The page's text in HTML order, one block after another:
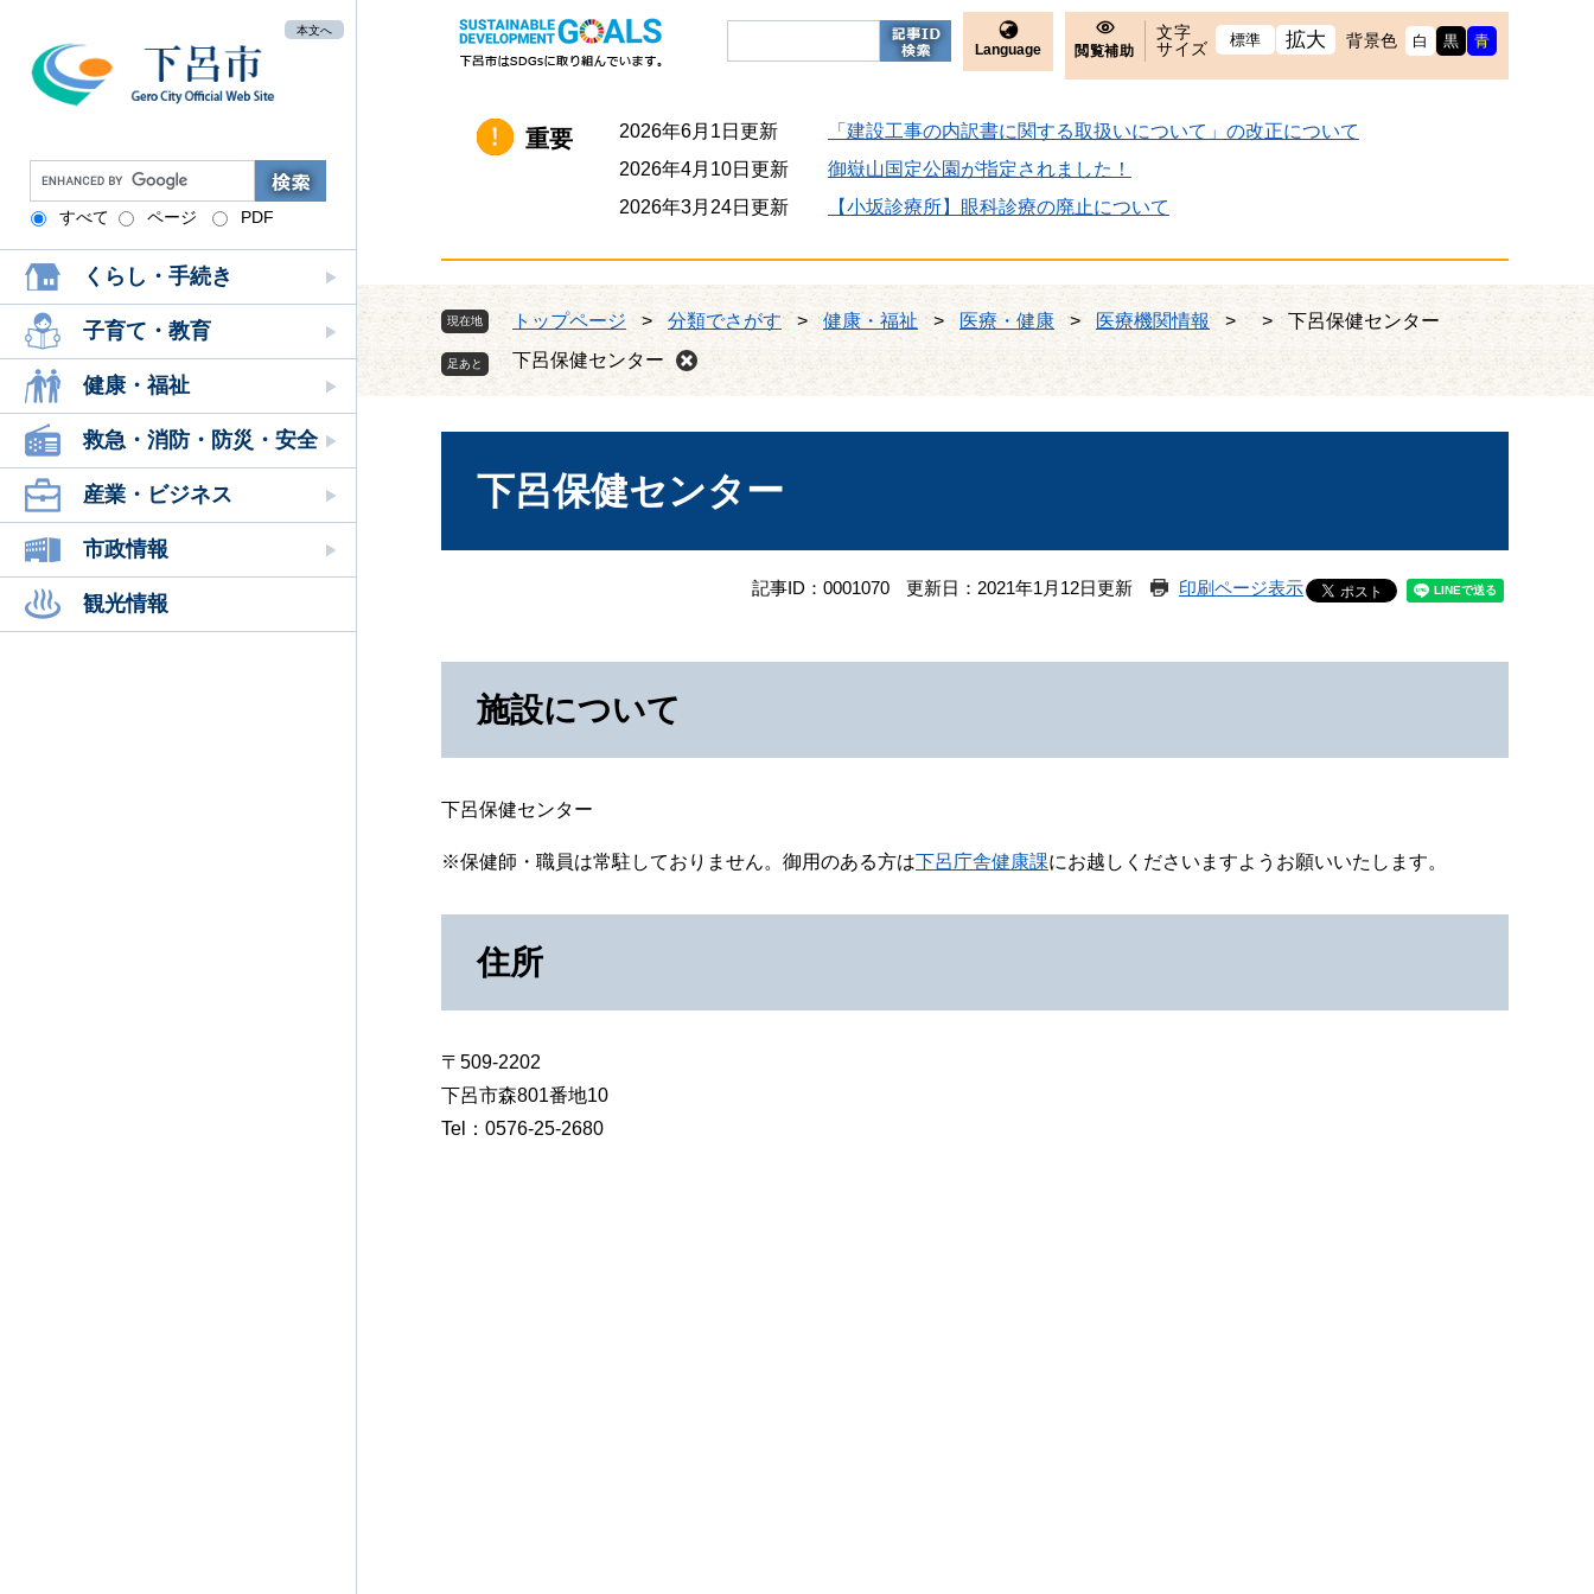
本文へ
G
o
o
g
l
e
カ
ス
タ
ム
検
索
すべて ページ PDF
くらし・手続き
子育て・教育
健康・福祉
救急・消防・防災・安全
産業・ビジネス
市政情報
観光情報
Language 閲覧補助
文字
サイズ
標準 拡大 背景色 白 黒 青
重要 2026年6月1日更新
「建設工事の内訳書に関する取扱いについて」の改正について
2026年4月10日更新
御嶽山国定公園が指定されました！
2026年3月24日更新
【小坂診療所】眼科診療の廃止について
現在地 トップページ > 分類でさがす > 健康・福祉 > 医療・健康 > 医療機関情報 > >
下呂保健センター
下呂保健センター
文
下呂保健センター
記事ID：0001070 更新日：2021年1月12日更新 印刷ページ表示
施設について
下呂保健センター
※保健師・職員は常駐しておりません。御用のある方は下呂庁舎健康課にお越しくださいますようお願いいたします。
住所
〒509-2202
下呂市森801番地10
Tel：0576-25-2680